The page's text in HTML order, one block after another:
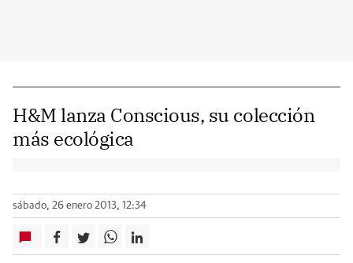
H&M lanza Conscious, su colección
más ecológica
sábado, 26 enero 2013, 12:34